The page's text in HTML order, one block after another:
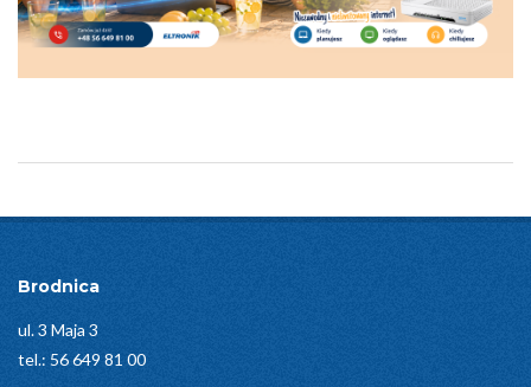
07-
Brodnica
ul. 3 Maja 3
tel.: 56 649 81 00